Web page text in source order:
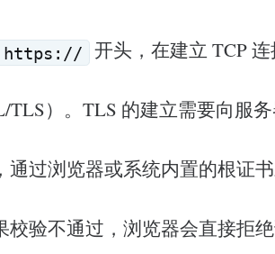
https://
开头，在建立 TCP
TLS）。TLS 的建立需要向服
通过浏览器或系统内置的根证
验不通过，浏览器会直接拒绝